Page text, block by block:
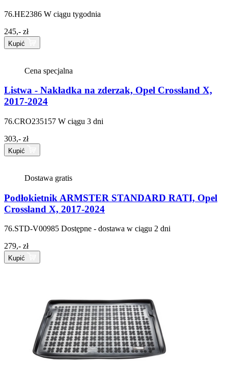
76.HE2386 W ciągu tygodnia
245,- zł
Kupić
Cena specjalna
Listwa - Nakładka na zderzak, Opel Crossland X,
2017-2024
76.CRO235157 W ciągu 3 dni
303,- zł
Kupić
Dostawa gratis
Podłokietnik ARMSTER STANDARD RATI, Opel
Crossland X, 2017-2024
76.STD-V00985 Dostępne - dostawa w ciągu 2 dni
279,- zł
Kupić